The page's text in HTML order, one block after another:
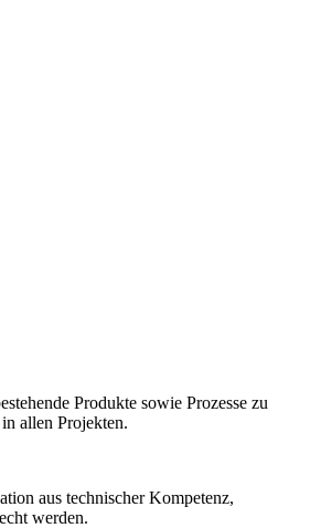
Produkte sowie Prozesse zu
allen Projekten.
aus technischer Kompetenz,
werden.